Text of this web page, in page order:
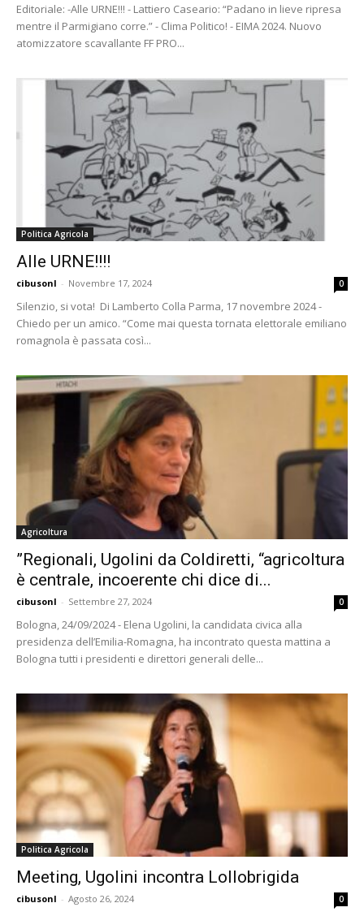
Editoriale: -Alle URNE!!! - Lattiero Caseario: “Padano in lieve ripresa
mentre il Parmigiano corre.” - Clima Politico! - EIMA 2024. Nuovo
atomizzatore scavallante FF PRO...
Politica Agricola
Alle URNE!!!!
cibusonl - Novembre 17, 2024 0
Silenzio, si vota! Di Lamberto Colla Parma, 17 novembre 2024 -
Chiedo per un amico. “Come mai questa tornata elettorale emiliano
romagnola è passata così...
Agricoltura
”Regionali, Ugolini da Coldiretti, “agricoltura
è centrale, incoerente chi dice di...
cibusonl - Settembre 27, 2024 0
Bologna, 24/09/2024 - Elena Ugolini, la candidata civica alla
presidenza dell’Emilia-Romagna, ha incontrato questa mattina a
Bologna tutti i presidenti e direttori generali delle...
Politica Agricola
Meeting, Ugolini incontra Lollobrigida
cibusonl - Agosto 26, 2024 0